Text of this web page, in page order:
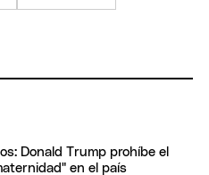
Donald Trump prohíbe el
en el país